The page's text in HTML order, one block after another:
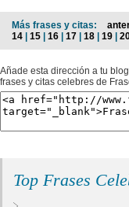
Más frases y citas:
14 | 15 | 16 | 17 | 18 | 19 |
Añade esta dirección a tu
frases y citas celebres de
Top Frases